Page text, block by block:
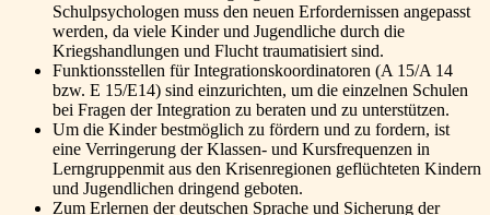
Schulpsychologen muss den neuen Erfordernissen angepasst
werden, da viele Kinder und Jugendliche durch die
Kriegshandlungen und Flucht traumatisiert sind.
Funktionsstellen für Integrationskoordinatoren (A 15/A 14
bzw. E 15/E14) sind einzurichten, um die einzelnen Schulen
bei Fragen der Integration zu beraten und zu unterstützen.
Um die Kinder bestmöglich zu fördern und zu fordern, ist
eine Verringerung der Klassen- und Kursfrequenzen in
Lerngruppenmit aus den Krisenregionen geflüchteten Kindern
und Jugendlichen dringend geboten.
Zum Erlernen der deutschen Sprache und Sicherung der